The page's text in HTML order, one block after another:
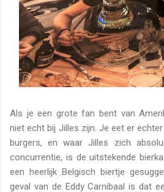
Als je een grote fan bent van
niet echt bij Jilles zijn. Je eet er
burgers, en waar Jilles zich
concurrentie, is de uitstekende
een heerlijk Belgisch biertje
geval van de Eddy Carnibaal is dat